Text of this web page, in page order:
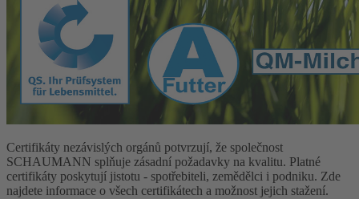
Certifikáty nezávislých orgánů potvrzují, že společnost
SCHAUMANN splňuje zásadní požadavky na kvalitu. Platné
certifikáty poskytují jistotu - spotřebiteli, zemědělci i podniku. Zde
najdete informace o všech certifikátech a možnost jejich stažení.